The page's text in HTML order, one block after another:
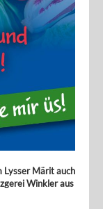
Lysser Märit auch
Winkler aus